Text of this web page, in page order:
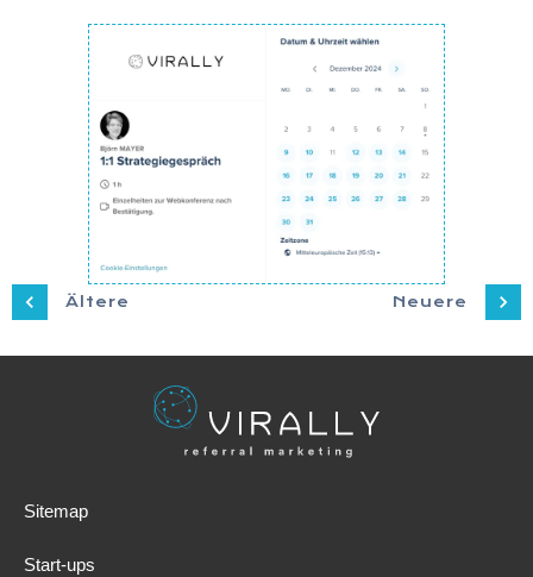
Ältere Neuere
Sitemap
Start-ups